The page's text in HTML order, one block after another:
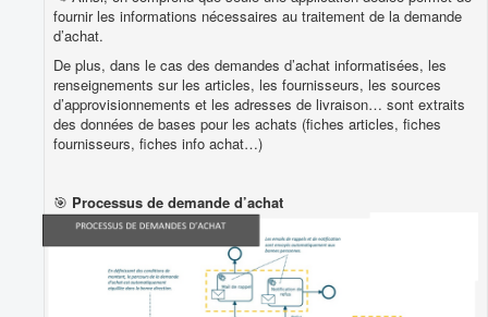
fournir les informations nécessaires au traitement de la demande
d’achat.
De plus, dans le cas des demandes d’achat informatisées, les
renseignements sur les articles, les fournisseurs, les sources
d’approvisionnements et les adresses de livraison… sont extraits
des données de bases pour les achats (fiches articles, fiches
fournisseurs, fiches info achat…)
🎯 Processus de demande d’achat